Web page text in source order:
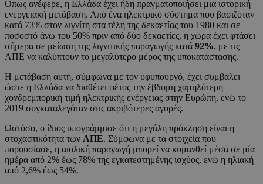
Όπως ανέφερε, η Ελλάδα έχει ήδη πραγματοποιήσει μια ιστορική
ενεργειακή μετάβαση. Από ένα ηλεκτρικό σύστημα που βασιζόταν
κατά 73% στον λιγνίτη στα τέλη της δεκαετίας του 1980 και σε
ποσοστό άνω του 50% πριν από δύο δεκαετίες, η χώρα έχει φτάσει
σήμερα σε μείωση της λιγνιτικής παραγωγής κατά 92%, με τις
ΑΠΕ να καλύπτουν το μεγαλύτερο μέρος της υποκατάστασης.
Η μετάβαση αυτή, σύμφωνα με τον υφυπουργό, έχει συμβάλει
ώστε η Ελλάδα να διαθέτει φέτος την έβδομη χαμηλότερη
χονδρεμπορική τιμή ηλεκτρικής ενέργειας στην Ευρώπη, ενώ το
2019 συγκαταλεγόταν στις ακριβότερες αγορές.
Ωστόσο, ο ίδιος υπογράμμισε ότι η μεγάλη πρόκληση είναι η
στοχαστικότητα των ΑΠΕ. Σύμφωνα με τα στοιχεία που
παρουσίασε, η αιολική παραγωγή μπορεί να κυμανθεί μέσα σε μία
ημέρα από 2% έως 78% της εγκατεστημένης ισχύος, ενώ η ηλιακή
από 2,6% έως 54%.